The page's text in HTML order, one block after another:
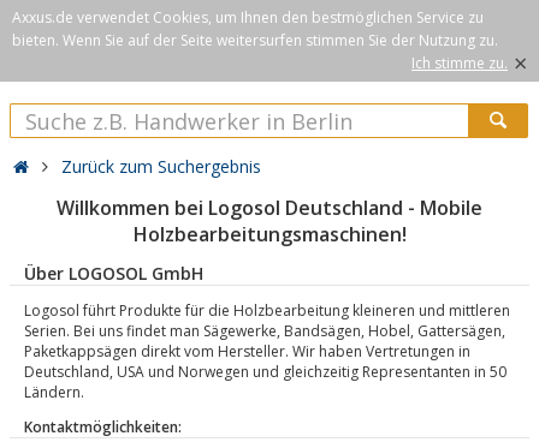
Axxus.de verwendet Cookies, um Ihnen den bestmöglichen Service zu
bieten. Wenn Sie auf der Seite weitersurfen stimmen Sie der Nutzung zu.
Ich stimme zu. ×
Zurück zum Suchergebnis
Willkommen bei Logosol Deutschland - Mobile
Holzbearbeitungsmaschinen!
Über LOGOSOL GmbH
Logosol führt Produkte für die Holzbearbeitung kleineren und mittleren
Serien. Bei uns findet man Sägewerke, Bandsägen, Hobel, Gattersägen,
Paketkappsägen direkt vom Hersteller. Wir haben Vertretungen in
Deutschland, USA und Norwegen und gleichzeitig Representanten in 50
Ländern.
Kontaktmöglichkeiten: